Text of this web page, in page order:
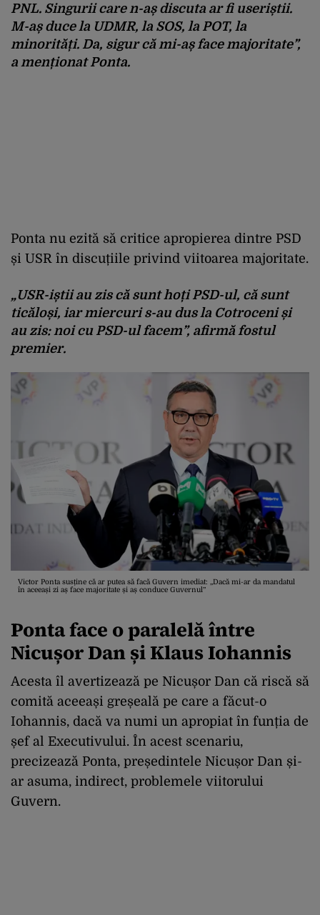
PNL. Singurii care n-aș discuta ar fi useriștii.
M-aș duce la UDMR, la SOS, la POT, la
minorități. Da, sigur că mi-aș face majoritate”,
a menționat Ponta.
Ponta nu ezită să critice apropierea dintre PSD
și USR în discuțiile privind viitoarea majoritate.
„USR-iștii au zis că sunt hoți PSD-ul, că sunt
ticăloși, iar miercuri s-au dus la Cotroceni și
au zis: noi cu PSD-ul facem”, afirmă fostul
premier.
Victor Ponta susține că ar putea să facă Guvern imediat: „Dacă mi-ar da mandatul
în aceeași zi aș face majoritate și aș conduce Guvernul”
Ponta face o paralelă între
Nicușor Dan și Klaus Iohannis
Acesta îl avertizează pe Nicușor Dan că riscă să
comită aceeași greșeală pe care a făcut-o
Iohannis, dacă va numi un apropiat în funția de
șef al Executivului. În acest scenariu,
precizează Ponta, președintele Nicușor Dan și-
ar asuma, indirect, problemele viitorului
Guvern.